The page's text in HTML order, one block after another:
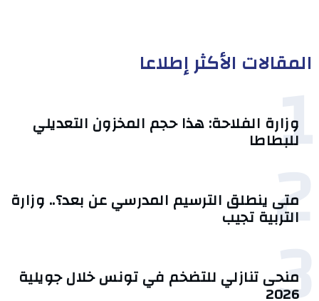
المقالات الأكثر إطلاعا
1
وزارة الفلاحة: هذا حجم المخزون التعديلي
للبطاطا
2
متى ينطلق الترسيم المدرسي عن بعد؟.. وزارة
التربية تجيب
منحى تنازلي ‎للتضخم في تونس خلال جويلية
2026‎